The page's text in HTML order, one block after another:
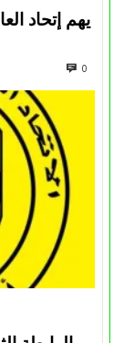
يهم إتحاد
0